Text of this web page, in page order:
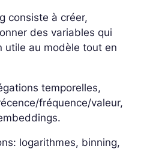
consiste à créer,
des variables qui
utile au modèle tout en
temporelles,
fréquence/valeur,
logarithmes, binning,